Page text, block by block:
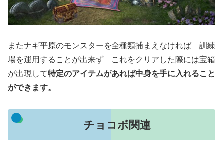
またナギ平原のモンスターを全種類捕まえなければ 訓練
場を運用することが出来ず これをクリアした際には宝箱
が出現して特定のアイテムがあれば中身を手に入れること
ができます。
チョコボ関連